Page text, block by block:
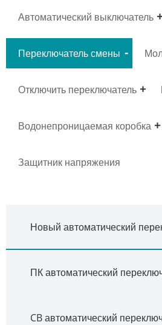
Автоматический выключатель
Переключатель смены
Отключить переключатель
Водонепроницаемая коробка
Защитник напряжения
Новый автоматический
ПК автоматический
CB автоматический